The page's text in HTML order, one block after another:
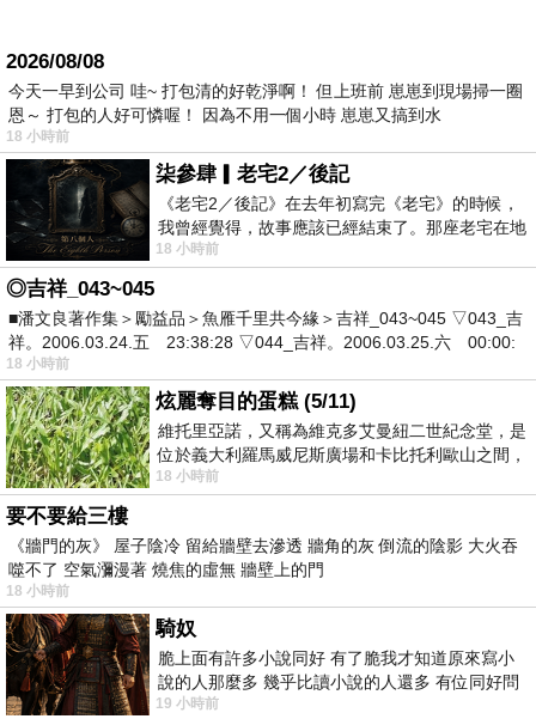
2026/08/08
今天一早到公司 哇~ 打包清的好乾淨啊！ 但上班前 崽崽到現場掃一圈
恩～ 打包的人好可憐喔！ 因為不用一個小時 崽崽又搞到水
18 小時前
柒參肆▎老宅2／後記
《老宅2／後記》在去年初寫完《老宅》的時候，
我曾經覺得，故事應該已經結束了。那座老宅在地
震中倒塌，七個人終於離開那片黑暗，
18 小時前
◎吉祥_043~045
■潘文良著作集＞勵益品＞魚雁千里共今緣＞吉祥_043~045 ▽043_吉
祥。2006.03.24.五 23:38:28 ▽044_吉祥。2006.03.25.六 00:00:
18 小時前
炫麗奪目的蛋糕 (5/11)
維托里亞諾，又稱為維克多艾曼紐二世紀念堂，是
位於義大利羅馬威尼斯廣場和卡比托利歐山之間，
用以紀念統一義大利統一後的的第一位國
18 小時前
要不要給三樓
《牆門的灰》 屋子陰冷 留給牆壁去滲透 牆角的灰 倒流的陰影 大火吞
噬不了 空氣瀰漫著 燒焦的虛無 牆壁上的門
18 小時前
騎奴
脆上面有許多小說同好 有了脆我才知道原來寫小
說的人那麼多 幾乎比讀小說的人還多 有位同好問
了一個問題 她說為什麼高中文學獎的
19 小時前